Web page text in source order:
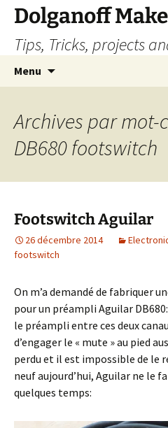
Dolganoff
Tips, Tricks, projects
Menu
Archives par
DB680 footswitch
Footswitch Aguilar
26 décembre 2014
footswitch
On m’a demandé de fabriquer
pour un préampli Aguilar
le préampli entre ces deux
d’engager le « mute » au pied
perdu et il est impossible de le
neuf aujourd’hui, Aguilar ne le
quelques temps: